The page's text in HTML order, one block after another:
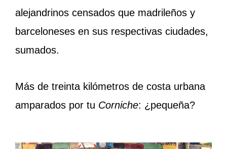
alejandrinos censados que madrileños y
barceloneses en sus respectivas ciudades,
sumados.
Más de treinta kilómetros de costa urbana
amparados por tu Corniche: ¿pequeña?